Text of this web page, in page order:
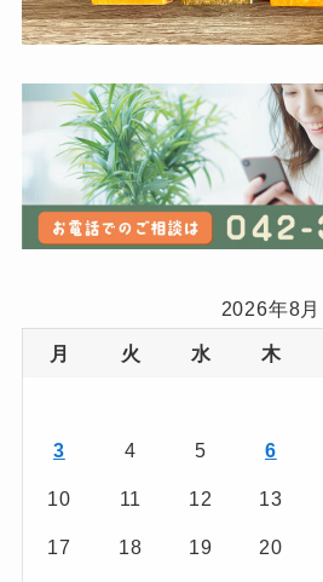
2026年8月
月 火 水 木
3 4 5 6
10 11 12 13
17 18 19 20